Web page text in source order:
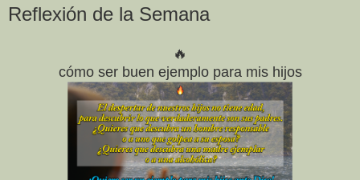
Reflexión de la Semana
🔥
cómoser buen ejemplo para mis hijos